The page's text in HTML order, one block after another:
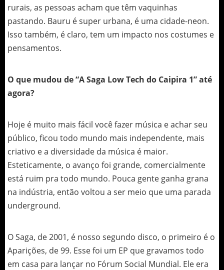
rurais, as pessoas acham que têm vaquinhas
pastando. Bauru é super urbana, é uma cidade-neon.
Isso também, é claro, tem um impacto nos costumes e
pensamentos.
O que mudou de “A Saga Low Tech do Caipira 1” até
agora?
Hoje é muito mais fácil você fazer música e achar seu
público, ficou todo mundo mais independente, mais
criativo e a diversidade da música é maior.
Esteticamente, o avanço foi grande, comercialmente
está ruim pra todo mundo. Pouca gente ganha grana
na indústria, então voltou a ser meio que uma parada
underground.
O Saga, de 2001, é nosso segundo disco, o primeiro é o
Aparições, de 99. Esse foi um EP que gravamos todo
em casa para lançar no Fórum Social Mundial. Ele era